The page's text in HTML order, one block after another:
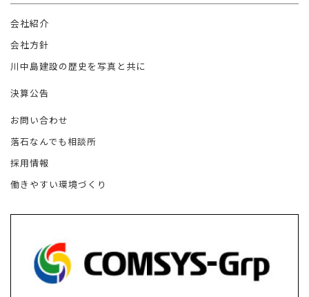
会社紹介
会社方針
川中島建設の歴史を写真と共に
決算公告
お問い合わせ
落石なんでも相談所
採用情報
働きやすい環境づくり